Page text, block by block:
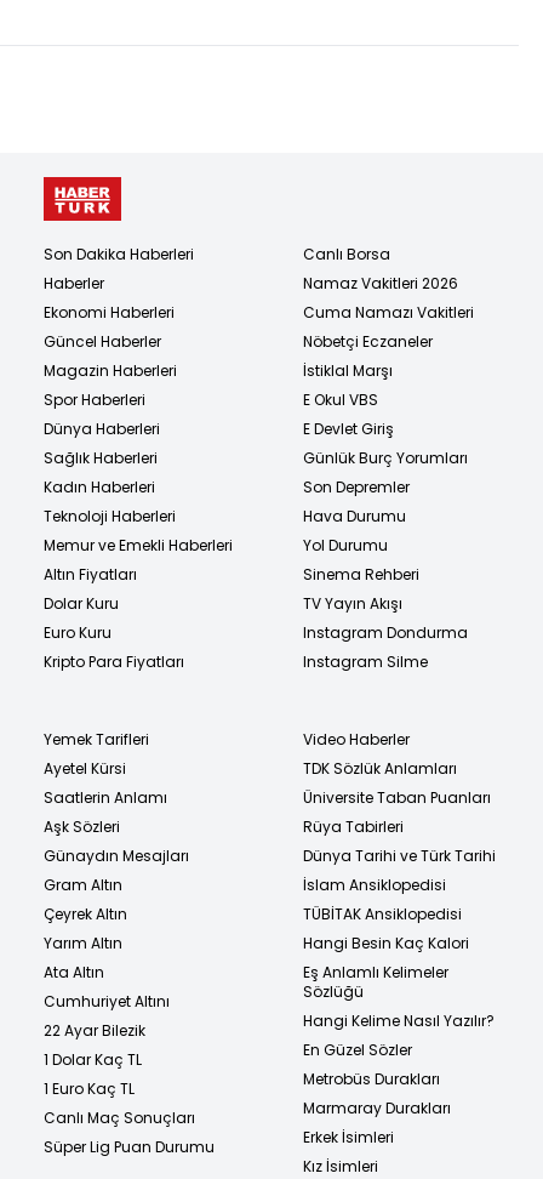
Son Dakika Haberleri
Haberler
Ekonomi Haberleri
Güncel Haberler
Magazin Haberleri
Spor Haberleri
Dünya Haberleri
Sağlık Haberleri
Kadın Haberleri
Teknoloji Haberleri
Memur ve Emekli Haberleri
Altın Fiyatları
Dolar Kuru
Euro Kuru
Kripto Para Fiyatları
Canlı Borsa
Namaz Vakitleri 2026
Cuma Namazı Vakitleri
Nöbetçi Eczaneler
İstiklal Marşı
E Okul VBS
E Devlet Giriş
Günlük Burç Yorumları
Son Depremler
Hava Durumu
Yol Durumu
Sinema Rehberi
TV Yayın Akışı
Instagram Dondurma
Instagram Silme
Yemek Tarifleri
Ayetel Kürsi
Saatlerin Anlamı
Aşk Sözleri
Günaydın Mesajları
Gram Altın
Çeyrek Altın
Yarım Altın
Ata Altın
Cumhuriyet Altını
22 Ayar Bilezik
1 Dolar Kaç TL
1 Euro Kaç TL
Canlı Maç Sonuçları
Süper Lig Puan Durumu
Video Haberler
TDK Sözlük Anlamları
Üniversite Taban Puanları
Rüya Tabirleri
Dünya Tarihi ve Türk Tarihi
İslam Ansiklopedisi
TÜBİTAK Ansiklopedisi
Hangi Besin Kaç Kalori
Eş Anlamlı Kelimeler
Sözlüğü
Hangi Kelime Nasıl Yazılır?
En Güzel Sözler
Metrobüs Durakları
Marmaray Durakları
Erkek İsimleri
Kız İsimleri